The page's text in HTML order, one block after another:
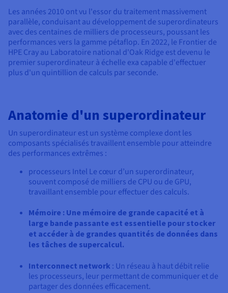
Les années 2010 ont vu l'essor du traitement massivement
parallèle, conduisant au développement de superordinateurs
avec des centaines de milliers de processeurs, poussant les
performances vers la gamme pétaflop. En 2022, le Frontier de
HPE Cray au Laboratoire national d'Oak Ridge est devenu le
premier superordinateur à échelle exa capable d'effectuer
plus d'un quintillion de calculs par seconde.
Anatomie d'un superordinateur
Un superordinateur est un système complexe dont les
composants spécialisés travaillent ensemble pour atteindre
des performances extrêmes :
processeurs Intel Le cœur d’un superordinateur,
souvent composé de milliers de CPU ou de GPU,
travaillant ensemble pour effectuer des calculs.
Mémoire : Une mémoire de grande capacité et à
large bande passante est essentielle pour stocker
et accéder à de grandes quantités de données dans
les tâches de supercalcul.
Interconnect network : Un réseau à haut débit relie
les processeurs, leur permettant de communiquer et de
partager des données efficacement.